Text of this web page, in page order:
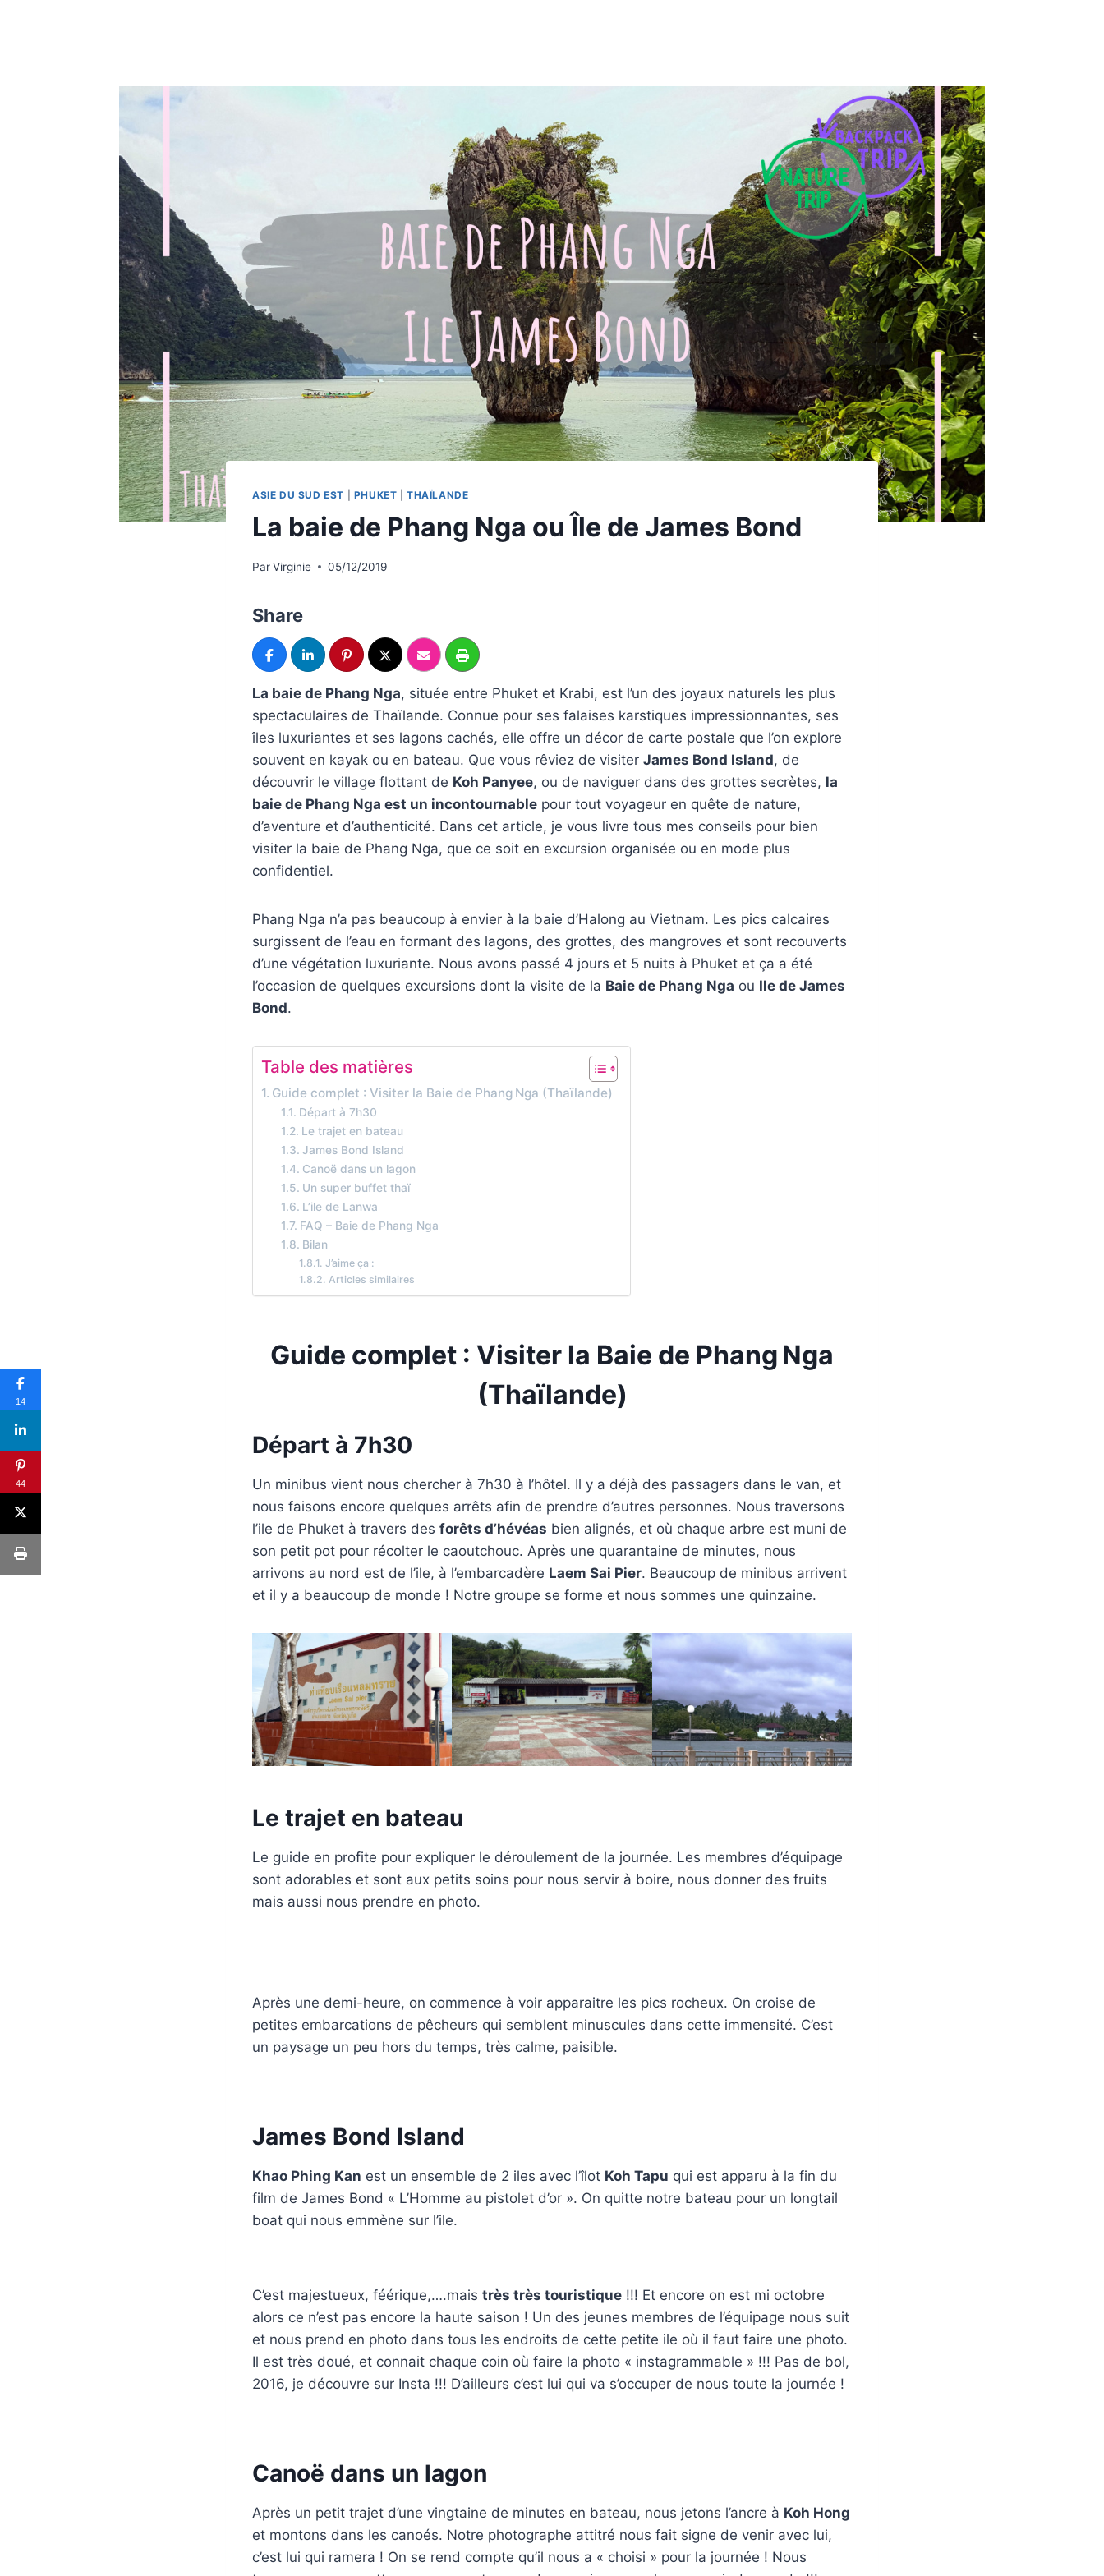
ASIE DU SUD EST PHUKET |THAÏLANDE
La baie de Phang Nga ou Île de James Bond
ParVirginie 05/12/2019
Share
La baie de Phang Nga, située entre Phuket et Krabi, est l’un des joyaux naturels les plus
spectaculaires de Thaïlande. Connue pour ses falaises karstiques impressionnantes, ses
îles luxuriantes et ses lagons cachés, elle offre un décor de carte postale que l’on explore
souvent en kayak ou en bateau. Que vous rêviez de visiter James Bond Island, de
découvrir le village flottant de Koh Panyee, ou de naviguer dans des grottes secrètes, la
baie de Phang Nga est un incontournable pour tout voyageur en quête de nature,
d’aventure et d’authenticité. Dans cet article, je vous livre tous mes conseils pour bien
visiter la baie de Phang Nga, que ce soit en excursion organisée ou en mode plus
confidentiel.
Phang Nga n’a pas beaucoup à envier à la baie d’Halong au Vietnam. Les pics calcaires
surgissent de l’eau en formant des lagons, des grottes, des mangroves et sont recouverts
d’une végétation luxuriante. Nous avons passé 4 jours et 5 nuits à Phuket et ça a été
l’occasion de quelques excursions dont la visite de la Baie de Phang Nga ou Ile de James
Bond.
Table des matières
Guide complet : Visiter la Baie de Phang Nga (Thaïlande)
Départ à 7h30
Le trajet en bateau
James Bond Island
Canoë dans un lagon
Un super buffet thaï
L’ile de Lanwa
FAQ – Baie de Phang Nga
Bilan
J’aime ça :
Articles similaires
Guide complet : Visiter la Baie de Phang Nga
(Thaïlande)
Départ à 7h30
Un minibus vient nous chercher à 7h30 à l’hôtel. Il y a déjà des passagers dans le van, et
nous faisons encore quelques arrêts afin de prendre d’autres personnes. Nous traversons
l’ile de Phuket à travers des forêts d’hévéas bien alignés, et où chaque arbre est muni de
son petit pot pour récolter le caoutchouc. Après une quarantaine de minutes, nous
arrivons au nord est de l’ile, à l’embarcadère Laem Sai Pier. Beaucoup de minibus arrivent
et il y a beaucoup de monde ! Notre groupe se forme et nous sommes une quinzaine.
Le trajet en bateau
Le guide en profite pour expliquer le déroulement de la journée. Les membres d’équipage
sont adorables et sont aux petits soins pour nous servir à boire, nous donner des fruits
mais aussi nous prendre en photo.
Après une demi-heure, on commence à voir apparaitre les pics rocheux. On croise de
petites embarcations de pêcheurs qui semblent minuscules dans cette immensité. C’est
un paysage un peu hors du temps, très calme, paisible.
James Bond Island
Khao Phing Kan est un ensemble de 2 iles avec l’îlot Koh Tapu qui est apparu à la fin du
film de James Bond « L’Homme au pistolet d’or ». On quitte notre bateau pour un longtail
boat qui nous emmène sur l’ile.
C’est majestueux, féérique,….mais très très touristique !!! Et encore on est mi octobre
alors ce n’est pas encore la haute saison ! Un des jeunes membres de l’équipage nous suit
et nous prend en photo dans tous les endroits de cette petite ile où il faut faire une photo.
Il est très doué, et connait chaque coin où faire la photo « instagrammable » !!! Pas de bol,
2016, je découvre sur Insta !!! D’ailleurs c’est lui qui va s’occuper de nous toute la journée !
Canoë dans un lagon
Après un petit trajet d’une vingtaine de minutes en bateau, nous jetons l’ancre à Koh Hong
et montons dans les canoés. Notre photographe attitré nous fait signe de venir avec lui,
c’est lui qui ramera ! On se rend compte qu’il nous a « choisi » pour la journée ! Nous
14
44